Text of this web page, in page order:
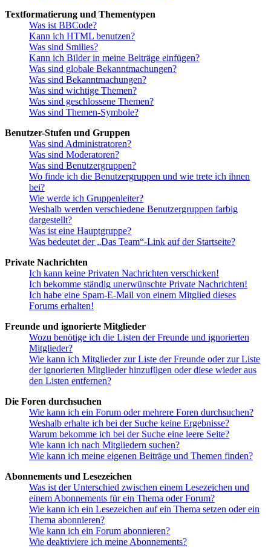
Textformatierung und Thementypen
Was ist BBCode?
Kann ich HTML benutzen?
Was sind Smilies?
Kann ich Bilder in meine Beiträge einfügen?
Was sind globale Bekanntmachungen?
Was sind Bekanntmachungen?
Was sind wichtige Themen?
Was sind geschlossene Themen?
Was sind Themen-Symbole?
Benutzer-Stufen und Gruppen
Was sind Administratoren?
Was sind Moderatoren?
Was sind Benutzergruppen?
Wo finde ich die Benutzergruppen und wie trete ich ihnen
bei?
Wie werde ich Gruppenleiter?
Weshalb werden verschiedene Benutzergruppen farbig
dargestellt?
Was ist eine Hauptgruppe?
Was bedeutet der „Das Team“-Link auf der Startseite?
Private Nachrichten
Ich kann keine Privaten Nachrichten verschicken!
Ich bekomme ständig unerwünschte Private Nachrichten!
Ich habe eine Spam-E-Mail von einem Mitglied dieses
Forums erhalten!
Freunde und ignorierte Mitglieder
Wozu benötige ich die Listen der Freunde und ignorierten
Mitglieder?
Wie kann ich Mitglieder zur Liste der Freunde oder zur Liste
der ignorierten Mitglieder hinzufügen oder diese wieder aus
den Listen entfernen?
Die Foren durchsuchen
Wie kann ich ein Forum oder mehrere Foren durchsuchen?
Weshalb erhalte ich bei der Suche keine Ergebnisse?
Warum bekomme ich bei der Suche eine leere Seite?
Wie kann ich nach Mitgliedern suchen?
Wie kann ich meine eigenen Beiträge und Themen finden?
Abonnements und Lesezeichen
Was ist der Unterschied zwischen einem Lesezeichen und
einem Abonnements für ein Thema oder Forum?
Wie kann ich ein Lesezeichen auf ein Thema setzen oder ein
Thema abonnieren?
Wie kann ich ein Forum abonnieren?
Wie deaktiviere ich meine Abonnements?